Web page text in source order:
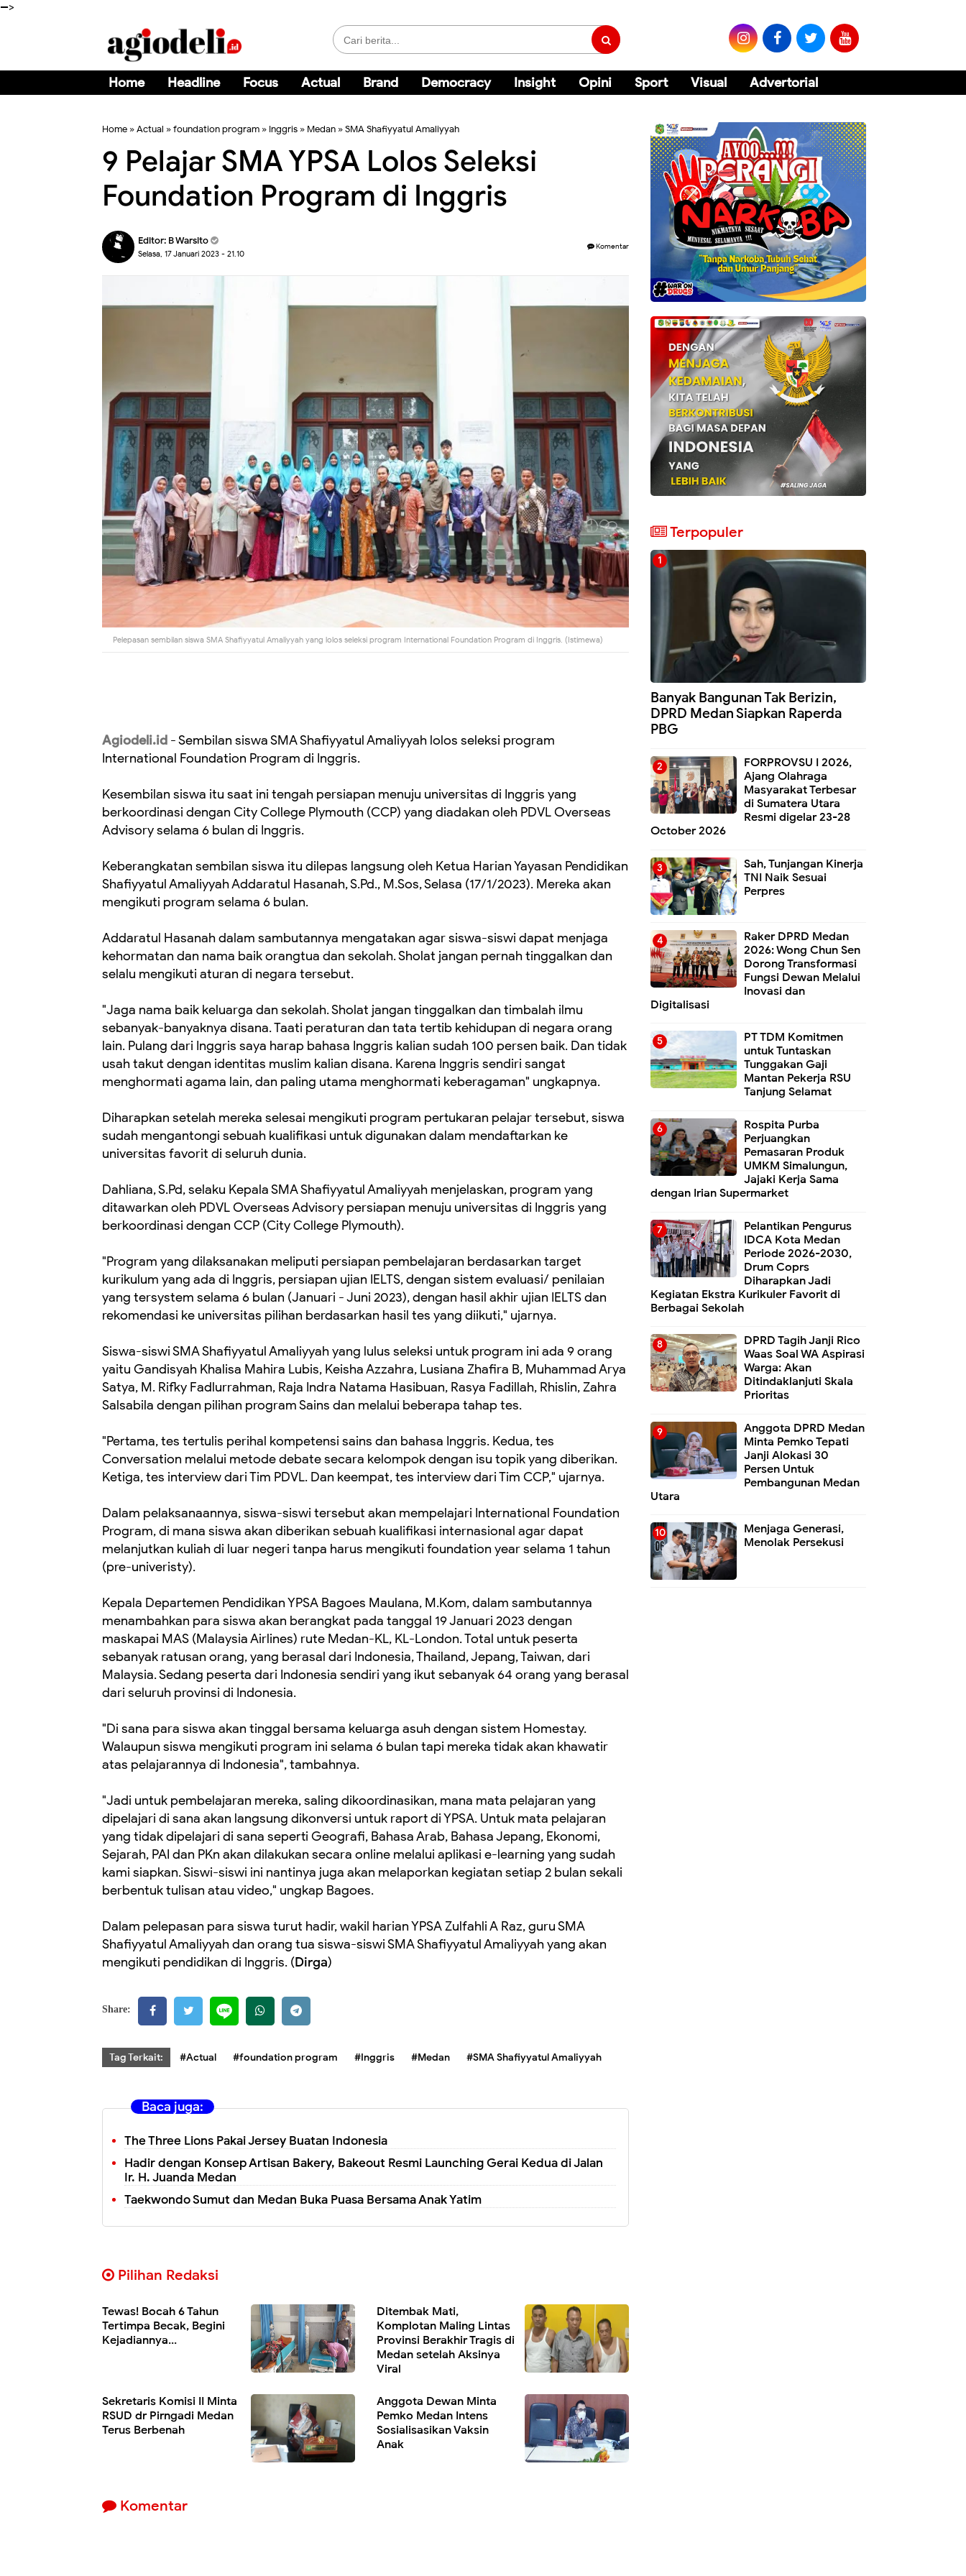
-->
Home Headline Focus Actual Brand Democracy Insight Opini Sport Visual Advertorial
Home »Actual »foundation program » Inggris » Medan »SMA Shafiyyatul Amaliyyah
9 Pelajar SMA YPSA Lolos Seleksi
Foundation Program di Inggris
Editor: B Warsito
Selasa, 17 Januari 2023 - 21.10
Komentar
Pelepasan sembilan siswa SMA Shafiyyatul Amaliyyah yang lolos seleksi program International Foundation Program di Inggris. (Istimewa)
Agiodeli.id - Sembilan siswa SMA Shafiyyatul Amaliyyah lolos seleksi program
International Foundation Program di Inggris.
Kesembilan siswa itu saat ini tengah persiapan menuju universitas di Inggris yang
berkoordinasi dengan City College Plymouth (CCP) yang diadakan oleh PDVL Overseas
Advisory selama 6 bulan di Inggris.
Keberangkatan sembilan siswa itu dilepas langsung oleh Ketua Harian Yayasan Pendidikan
Shafiyyatul Amaliyyah Addaratul Hasanah, S.Pd., M.Sos, Selasa (17/1/2023). Mereka akan
mengikuti program selama 6 bulan.
Addaratul Hasanah dalam sambutannya mengatakan agar siswa-siswi dapat menjaga
kehormatan dan nama baik orangtua dan sekolah. Sholat jangan pernah tinggalkan dan
selalu mengikuti aturan di negara tersebut.
"Jaga nama baik keluarga dan sekolah. Sholat jangan tinggalkan dan timbalah ilmu
sebanyak-banyaknya disana. Taati peraturan dan tata tertib kehidupan di negara orang
lain. Pulang dari Inggris saya harap bahasa Inggris kalian sudah 100 persen baik. Dan tidak
usah takut dengan identitas muslim kalian disana. Karena Inggris sendiri sangat
menghormati agama lain, dan paling utama menghormati keberagaman" ungkapnya.
Diharapkan setelah mereka selesai mengikuti program pertukaran pelajar tersebut, siswa
sudah mengantongi sebuah kualifikasi untuk digunakan dalam mendaftarkan ke
universitas favorit di seluruh dunia.
Dahliana, S.Pd, selaku Kepala SMA Shafiyyatul Amaliyyah menjelaskan, program yang
ditawarkan oleh PDVL Overseas Advisory persiapan menuju universitas di Inggris yang
berkoordinasi dengan CCP (City College Plymouth).
"Program yang dilaksanakan meliputi persiapan pembelajaran berdasarkan target
kurikulum yang ada di Inggris, persiapan ujian IELTS, dengan sistem evaluasi/ penilaian
yang tersystem selama 6 bulan (Januari - Juni 2023), dengan hasil akhir ujian IELTS dan
rekomendasi ke universitas pilihan berdasarkan hasil tes yang diikuti," ujarnya.
Siswa-siswi SMA Shafiyyatul Amaliyyah yang lulus seleksi untuk program ini ada 9 orang
yaitu Gandisyah Khalisa Mahira Lubis, Keisha Azzahra, Lusiana Zhafira B, Muhammad Arya
Satya, M. Rifky Fadlurrahman, Raja Indra Natama Hasibuan, Rasya Fadillah, Rhislin, Zahra
Salsabila dengan pilihan program Sains dan melalui beberapa tahap tes.
"Pertama, tes tertulis perihal kompetensi sains dan bahasa Inggris. Kedua, tes
Conversation melalui metode debate secara kelompok dengan isu topik yang diberikan.
Ketiga, tes interview dari Tim PDVL. Dan keempat, tes interview dari Tim CCP," ujarnya.
Dalam pelaksanaannya, siswa-siswi tersebut akan mempelajari International Foundation
Program, di mana siswa akan diberikan sebuah kualifikasi internasional agar dapat
melanjutkan kuliah di luar negeri tanpa harus mengikuti foundation year selama 1 tahun
(pre-univeristy).
Kepala Departemen Pendidikan YPSA Bagoes Maulana, M.Kom, dalam sambutannya
menambahkan para siswa akan berangkat pada tanggal 19 Januari 2023 dengan
maskapai MAS (Malaysia Airlines) rute Medan-KL, KL-London. Total untuk peserta
sebanyak ratusan orang, yang berasal dari Indonesia, Thailand, Jepang, Taiwan, dari
Malaysia. Sedang peserta dari Indonesia sendiri yang ikut sebanyak 64 orang yang berasal
dari seluruh provinsi di Indonesia.
"Di sana para siswa akan tinggal bersama keluarga asuh dengan sistem Homestay.
Walaupun siswa mengikuti program ini selama 6 bulan tapi mereka tidak akan khawatir
atas pelajarannya di Indonesia", tambahnya.
"Jadi untuk pembelajaran mereka, saling dikoordinasikan, mana mata pelajaran yang
dipelajari di sana akan langsung dikonversi untuk raport di YPSA. Untuk mata pelajaran
yang tidak dipelajari di sana seperti Geografi, Bahasa Arab, Bahasa Jepang, Ekonomi,
Sejarah, PAI dan PKn akan dilakukan secara online melalui aplikasi e-learning yang sudah
kami siapkan. Siswi-siswi ini nantinya juga akan melaporkan kegiatan setiap 2 bulan sekali
berbentuk tulisan atau video," ungkap Bagoes.
Dalam pelepasan para siswa turut hadir, wakil harian YPSA Zulfahli A Raz, guru SMA
Shafiyyatul Amaliyyah dan orang tua siswa-siswi SMA Shafiyyatul Amaliyyah yang akan
mengikuti pendidikan di Inggris. (Dirga)
Share:
Tag Terkait: #Actual #foundation program #Inggris #Medan #SMA Shafiyyatul Amaliyyah
Baca juga:
The Three Lions Pakai Jersey Buatan Indonesia
Hadir dengan Konsep Artisan Bakery, Bakeout Resmi Launching Gerai Kedua di Jalan
Ir. H. Juanda Medan
Taekwondo Sumut dan Medan Buka Puasa Bersama Anak Yatim
Pilihan Redaksi
Tewas! Bocah 6 Tahun
Tertimpa Becak, Begini
Kejadiannya...
Ditembak Mati,
Komplotan Maling Lintas
Provinsi Berakhir Tragis di
Medan setelah Aksinya
Viral
Sekretaris Komisi II Minta
RSUD dr Pirngadi Medan
Terus Berbenah
Anggota Dewan Minta
Pemko Medan Intens
Sosialisasikan Vaksin
Anak
Komentar
Terpopuler
Banyak Bangunan Tak Berizin,
DPRD Medan Siapkan Raperda
PBG
FORPROVSU I 2026,
Ajang Olahraga
Masyarakat Terbesar
di Sumatera Utara
Resmi digelar 23-28
October 2026
Sah, Tunjangan Kinerja
TNI Naik Sesuai
Perpres
Raker DPRD Medan
2026: Wong Chun Sen
Dorong Transformasi
Fungsi Dewan Melalui
Inovasi dan
Digitalisasi
PT TDM Komitmen
untuk Tuntaskan
Tunggakan Gaji
Mantan Pekerja RSU
Tanjung Selamat
Rospita Purba
Perjuangkan
Pemasaran Produk
UMKM Simalungun,
Jajaki Kerja Sama
dengan Irian Supermarket
Pelantikan Pengurus
IDCA Kota Medan
Periode 2026-2030,
Drum Coprs
Diharapkan Jadi
Kegiatan Ekstra Kurikuler Favorit di
Berbagai Sekolah
DPRD Tagih Janji Rico
Waas Soal WA Aspirasi
Warga: Akan
Ditindaklanjuti Skala
Prioritas
Anggota DPRD Medan
Minta Pemko Tepati
Janji Alokasi 30
Persen Untuk
Pembangunan Medan
Utara
Menjaga Generasi,
Menolak Persekusi